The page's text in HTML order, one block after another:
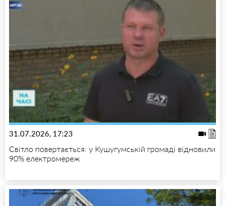
31.07.2026, 17:23
Світло повертається: у Кушугумській громаді відновили
90% електромереж